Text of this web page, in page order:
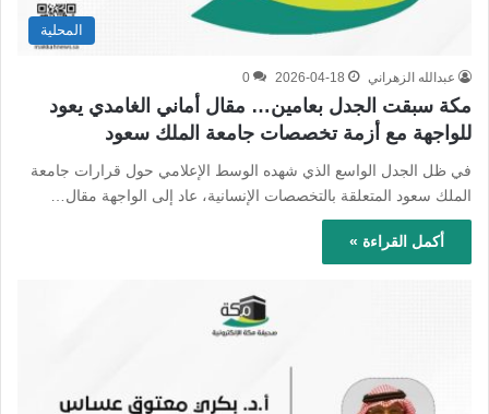
المحلية
عبدالله الزهراني 2026-04-18
0
مكة سبقت الجدل بعامين… مقال أماني الغامدي يعود
للواجهة مع أزمة تخصصات جامعة الملك سعود
في ظل الجدل الواسع الذي شهده الوسط الإعلامي حول قرارات جامعة
الملك سعود المتعلقة بالتخصصات الإنسانية، عاد إلى الواجهة مقال…
أكمل القراءة »